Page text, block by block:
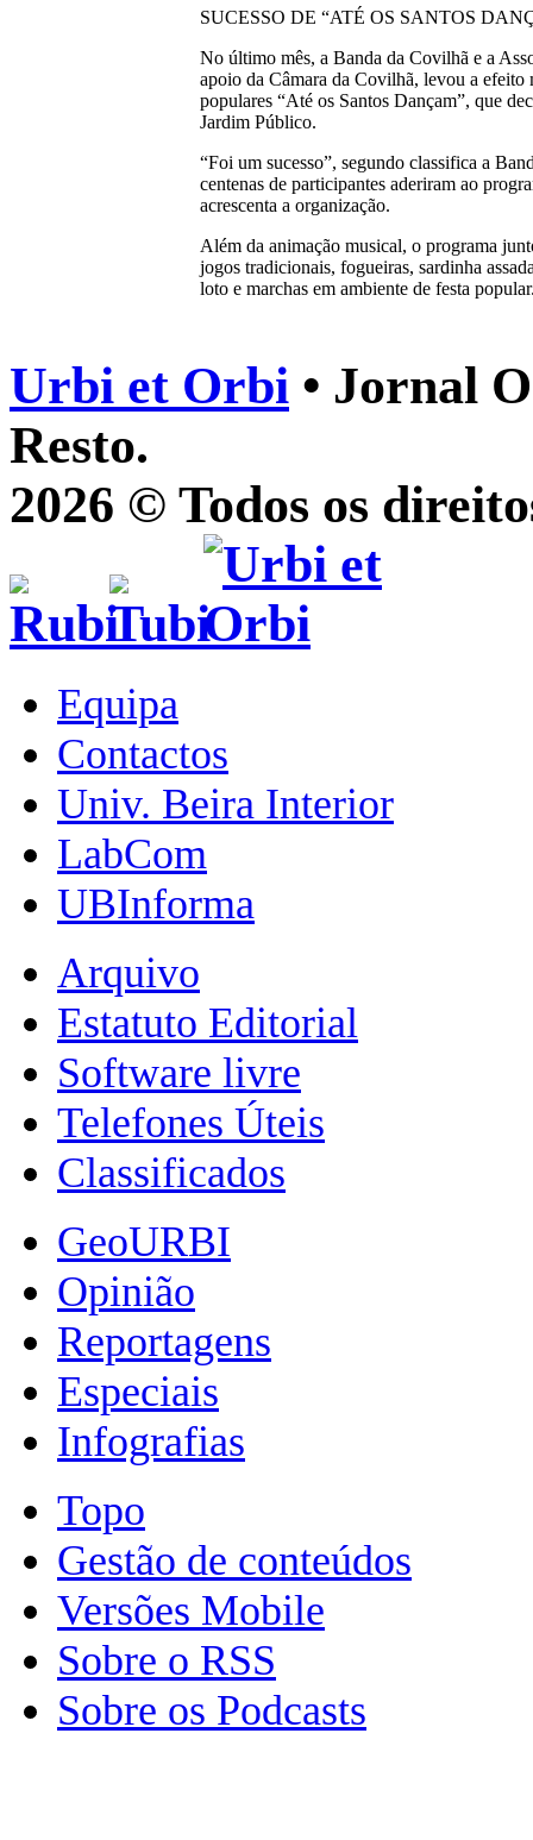
SUCESSO DE “ATÉ OS SANTOS
No último mês, a Banda da Covilhã e a
apoio da Câmara da Covilhã, levou a efeito
populares “Até os Santos Dançam”, que
Jardim Público.
“Foi um sucesso”, segundo classifica a
centenas de participantes aderiram ao
acrescenta a organização.
Além da animação musical, o programa
jogos tradicionais, fogueiras, sardinha
loto e marchas em ambiente de festa
Urbi et Orbi • Jornal
Resto.
2026 © Todos os
Equipa
Contactos
Univ. Beira Interior
LabCom
UBInforma
Arquivo
Estatuto Editorial
Software livre
Telefones Úteis
Classificados
GeoURBI
Opinião
Reportagens
Especiais
Infografias
Topo
Gestão de conteúdos
Versões Mobile
Sobre o RSS
Sobre os Podcasts